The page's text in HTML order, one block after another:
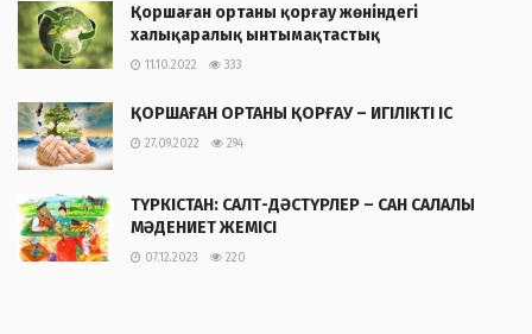
Қоршаған ортаны қорғау жөніндегі
халықаралық ынтымақтастық
11.10.2022 333
ҚОРШАҒАН ОРТАНЫ ҚОРҒАУ – ИГІЛІКТІ ІС
27.09.2022 294
ТҮРКІСТАН: САЛТ-ДӘСТҮРЛЕР – САН САЛАЛЫ
МӘДЕНИЕТ ЖЕМІСІ
07.12.2023 220